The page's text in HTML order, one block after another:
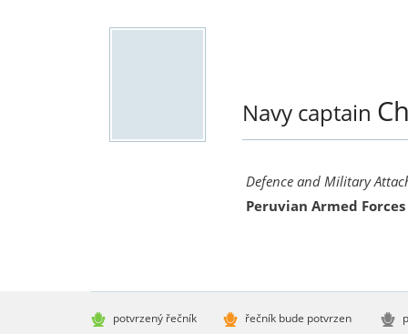
Navy captain
Defence and Military
Peruvian Armed Forces
potvrzený řečník
řečník bude potvrzen